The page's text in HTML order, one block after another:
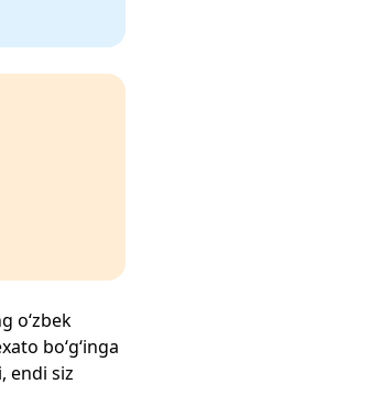
o‘zbek
bo‘g‘inga
endi siz